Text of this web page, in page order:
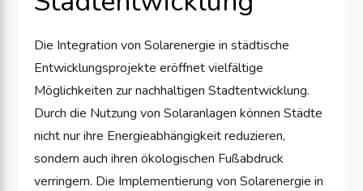
Die Integration von Solarenergie in städtische
Entwicklungsprojekte eröffnet vielfältige
Möglichkeiten zur nachhaltigen Stadtentwicklung.
Durch die Nutzung von Solaranlagen können Städte
nicht nur ihre Energieabhängigkeit reduzieren,
sondern auch ihren ökologischen Fußabdruck
verringern. Die Implementierung von Solarenergie in